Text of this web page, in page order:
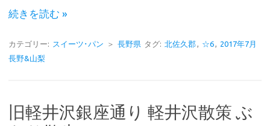
続きを読む »
カテゴリー: スイーツ･パン ＞ 長野県 タグ: 北佐久郡 ☆6
2017年7月
長野&山梨
旧軽井沢銀座通り 軽井沢散策 ぶ